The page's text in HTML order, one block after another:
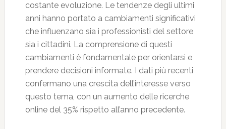
costante evoluzione. Le tendenze degli ultimi
anni hanno portato a cambiamenti significativi
che influenzano sia i professionisti del settore
sia i cittadini. La comprensione di questi
cambiamenti è fondamentale per orientarsi e
prendere decisioni informate. I dati più recenti
confermano una crescita dell’interesse verso
questo tema, con un aumento delle ricerche
online del 35% rispetto all’anno precedente.